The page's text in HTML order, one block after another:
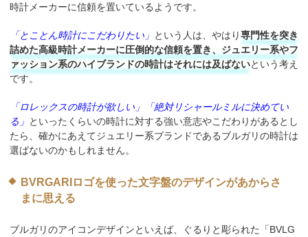
時計メーカーに信頼を置いているようです。
「とことん時計にこだわりたい」 という人は、やはり専門性を突き
詰めた高級時計メーカーに圧倒的な信頼を置き、ジュエリー系やフ
ァッション系のハイブランドの時計はそれには及ばないという考え
です。
「ロレックスの時計が欲しい」「絶対リシャールミルに決めてい
る」 といったくらいの時計に対する強い意志やこだわりがあるとし
たら、確かにあえてジュエリー系ブランドであるブルガリの時計は
選ばないのかもしれません。
BVRGARIロゴを使った文字盤のデザインがあからさ
まに思える
ブルガリのアイコンデザインといえば、ぐるりと彫られた「BVLG